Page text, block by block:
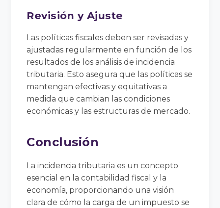
Revisión y Ajuste
Las políticas fiscales deben ser revisadas y
ajustadas regularmente en función de los
resultados de los análisis de incidencia
tributaria. Esto asegura que las políticas se
mantengan efectivas y equitativas a
medida que cambian las condiciones
económicas y las estructuras de mercado.
Conclusión
La incidencia tributaria es un concepto
esencial en la contabilidad fiscal y la
economía, proporcionando una visión
clara de cómo la carga de un impuesto se